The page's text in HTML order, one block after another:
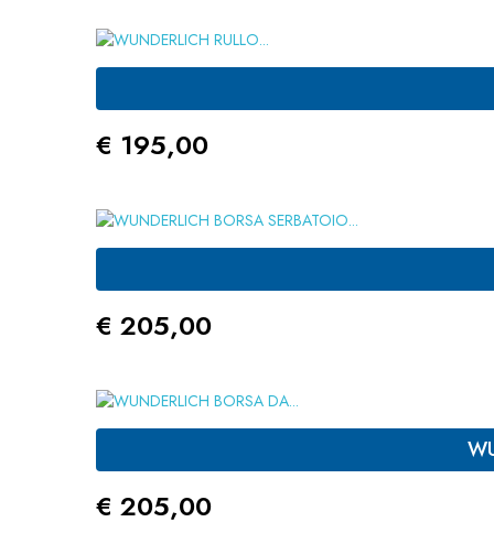
Prezzo
€ 195,00
Prezzo
€ 205,00
Prezzo
€ 205,00